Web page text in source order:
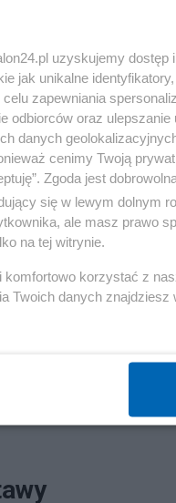
uzyskujemy dostęp
jak unikalne
zapewniania
oraz ulepszanie
danych
cenimy Twoją
Zgoda jest
się w lewym dolnym
ale masz prawo
na tej witrynie.
komfortowo korzystać z
Twoich danych znajdziesz